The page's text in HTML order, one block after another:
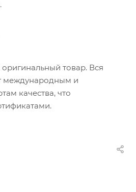
товар. Вся
международным и
качества, что